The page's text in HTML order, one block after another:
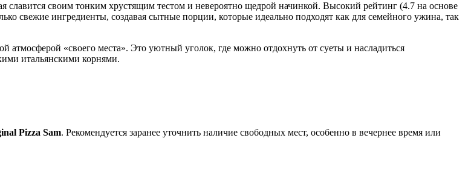
славится своим тонким хрустящим тестом и невероятно щедрой начинкой. Высокий рейтинг (4.7 на основе
свежие ингредиенты, создавая сытные порции, которые идеально подходят как для семейного ужина, так
атмосферой «своего места». Это уютный уголок, где можно отдохнуть от суеты и насладиться
итальянскими корнями.
Pizza Sam. Рекомендуется заранее уточнить наличие свободных мест, особенно в вечернее время или